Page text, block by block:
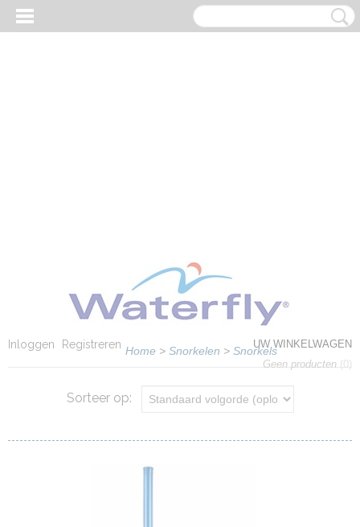
Inloggen Registreren
UW WINKELWAGEN
Geen producten (0)
Home > Snorkelen > Snorkels
Sorteer op: